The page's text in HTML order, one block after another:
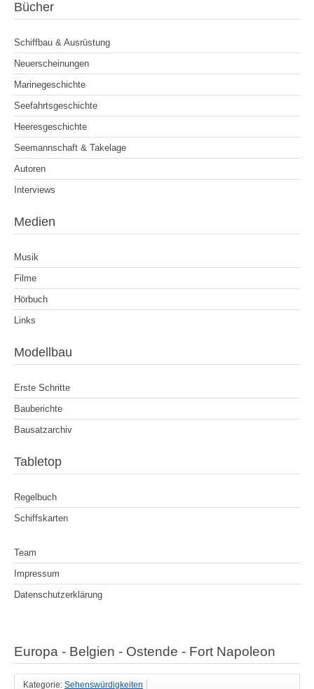
Bücher
Schiffbau & Ausrüstung
Neuerscheinungen
Marinegeschichte
Seefahrtsgeschichte
Heeresgeschichte
Seemannschaft & Takelage
Autoren
Interviews
Medien
Musik
Filme
Hörbuch
Links
Modellbau
Erste Schritte
Bauberichte
Bausatzarchiv
Tabletop
Regelbuch
Schiffskarten
Team
Impressum
Datenschutzerklärung
Europa - Belgien - Ostende - Fort Napoleon
Kategorie: Sehenswürdigkeiten